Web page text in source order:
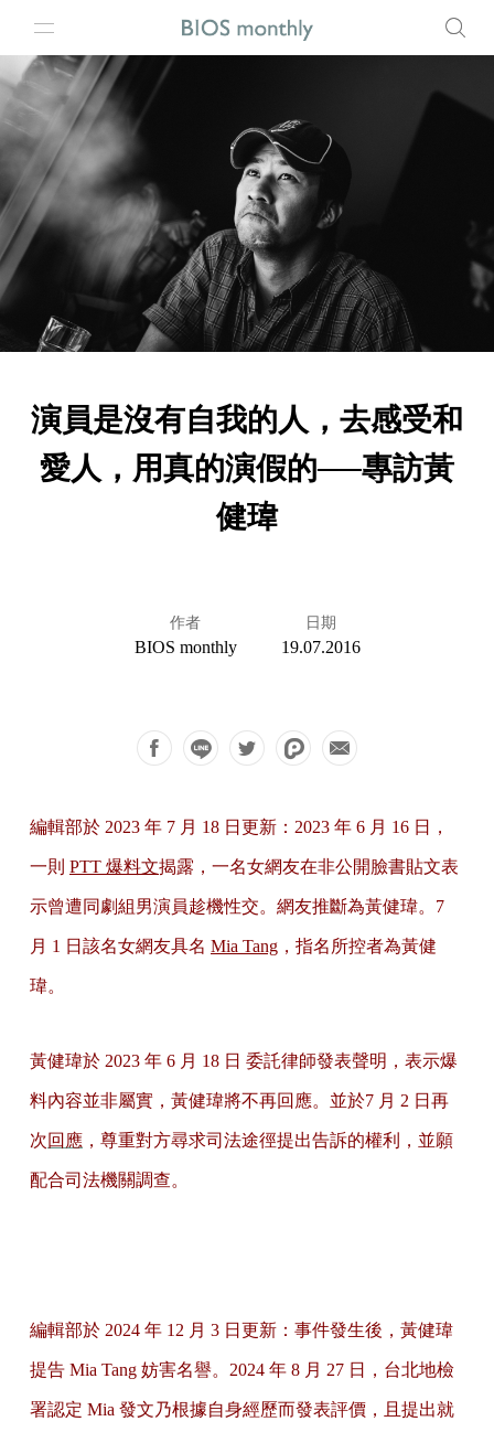
演員是沒有自我的人，去感受和
愛人，用真的演假的──專訪黃
健瑋
作者
BIOS monthly
日期
19.07.2016
編輯部於 2023 年 7 月 18 日更新：2023 年 6 月 16 日，
一則 PTT 爆料文揭露，一名女網友在非公開臉書貼文表
示曾遭同劇組男演員趁機性交。網友推斷為黃健瑋。7
月 1 日該名女網友具名 Mia Tang ，指名所控者為黃健
瑋。
黃健瑋於 2023 年 6 月 18 日 委託律師發表聲明，表示爆
料內容並非屬實，黃健瑋將不再回應。並於7 月 2 日再
次回應 ，尊重對方尋求司法途徑提出告訴的權利，並願
配合司法機關調查。
編輯部於 2024 年 12 月 3 日更新：事件發生後，黃健瑋
提告 Mia Tang 妨害名譽。2024 年 8 月 27 日，台北地檢
署認定 Mia 發文乃根據自身經歷而發表評價，且提出就